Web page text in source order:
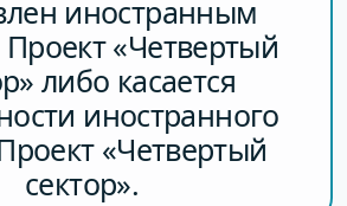
иностранным
«Четвертый
либо касается
иностранного
«Четвертый
сектор».